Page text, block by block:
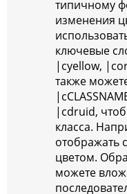
типичному
изменения
ключевые
|cyellow,
также
|cdruid,
класса.
отображать
цветом.
можете